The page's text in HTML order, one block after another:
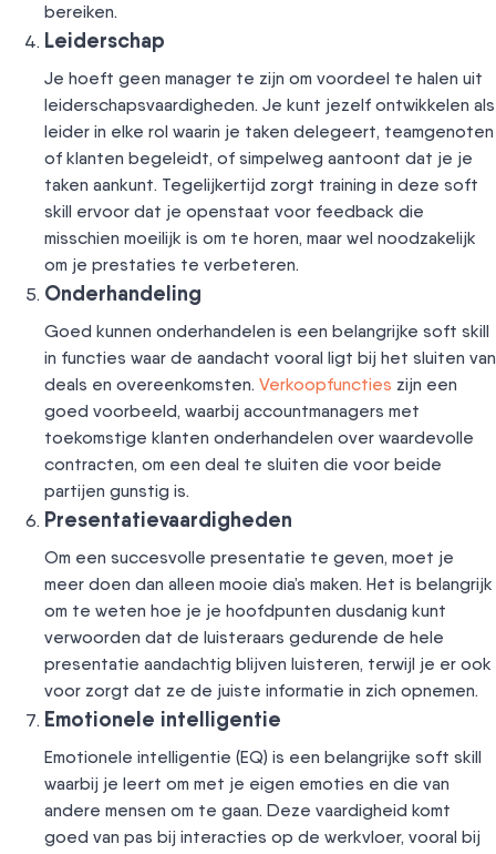
bereiken.
Leiderschap
Je hoeft geen manager te zijn om voordeel te halen uit
leiderschapsvaardigheden. Je kunt jezelf ontwikkelen als
leider in elke rol waarin je taken delegeert, teamgenoten
of klanten begeleidt, of simpelweg aantoont dat je je
taken aankunt. Tegelijkertijd zorgt training in deze soft
skill ervoor dat je openstaat voor feedback die
misschien moeilijk is om te horen, maar wel noodzakelijk
om je prestaties te verbeteren.
Onderhandeling
Goed kunnen onderhandelen is een belangrijke soft skill
in functies waar de aandacht vooral ligt bij het sluiten van
deals en overeenkomsten. Verkoopfuncties zijn een
goed voorbeeld, waarbij accountmanagers met
toekomstige klanten onderhandelen over waardevolle
contracten, om een deal te sluiten die voor beide
partijen gunstig is.
Presentatievaardigheden
Om een succesvolle presentatie te geven, moet je
meer doen dan alleen mooie dia’s maken. Het is belangrijk
om te weten hoe je je hoofdpunten dusdanig kunt
verwoorden dat de luisteraars gedurende de hele
presentatie aandachtig blijven luisteren, terwijl je er ook
voor zorgt dat ze de juiste informatie in zich opnemen.
Emotionele intelligentie
Emotionele intelligentie (EQ) is een belangrijke soft skill
waarbij je leert om met je eigen emoties en die van
andere mensen om te gaan. Deze vaardigheid komt
goed van pas bij interacties op de werkvloer, vooral bij